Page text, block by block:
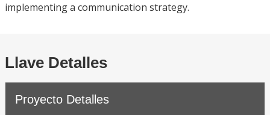
implementing a communication strategy.
Llave Detalles
Proyecto Detalles